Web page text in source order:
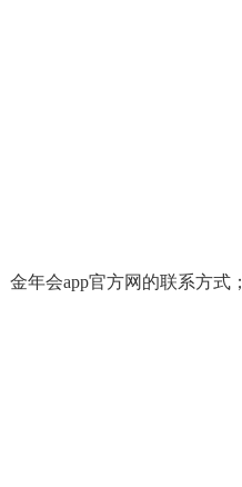
年会app官方网的联系方式；